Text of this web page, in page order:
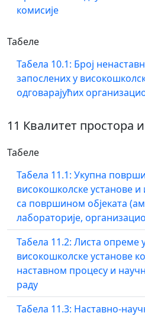
комисије
Табеле
Табела 10.1: Број
запослених у
одговарајућих
11 Квалитет простора
Табеле
Табела 11.1: Укупна
високошколске установе
са површином објеката
лабораторије,
Табела 11.2: Листа опреме
високошколске установе
наставном процесу и
раду
Табела 11.3: Наставно-